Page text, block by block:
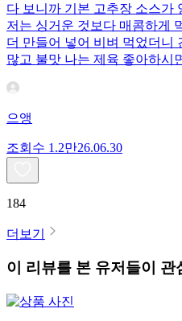
다 보니까 기본 고추장 소스가
저는 싱거운 것보다 매콤하게
더 만들어 넣어 비벼 먹었더니
많고 불맛 나는 제육 좋아하시
으앵
조회수 1.2만26.06.30
184
더보기
이 리뷰를 본 유저들이 관